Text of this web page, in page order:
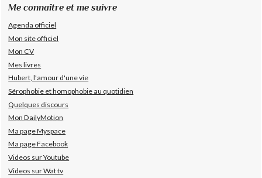
Me connaître et me suivre
Agenda officiel
Mon site officiel
Mon CV
Mes livres
Hubert, l'amour d'une vie
Sérophobie et homophobie au quotidien
Quelques discours
Mon DailyMotion
Ma page Myspace
Ma page Facebook
Videos sur Youtube
Videos sur Wat tv